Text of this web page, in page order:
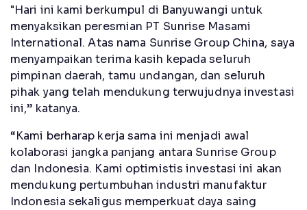
"Hari ini kami berkumpul di Banyuwangi untuk
menyaksikan peresmian PT Sunrise Masami
International. Atas nama Sunrise Group China, saya
menyampaikan terima kasih kepada seluruh
pimpinan daerah, tamu undangan, dan seluruh
pihak yang telah mendukung terwujudnya investasi
ini,” katanya.
“Kami berharap kerja sama ini menjadi awal
kolaborasi jangka panjang antara Sunrise Group
dan Indonesia. Kami optimistis investasi ini akan
mendukung pertumbuhan industri manufaktur
Indonesia sekaligus memperkuat daya saing